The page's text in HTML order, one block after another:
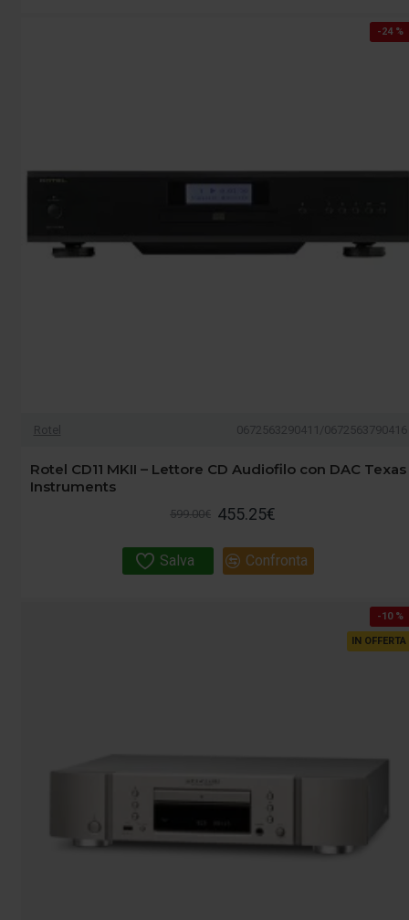
-24 %
Rotel 0672563290411/0672563790416
Rotel CD11 MKII – Lettore CD Audiofilo con DAC Texas
Instruments
455.25€
599.00€
Salva Confronta
IN OFFERTA
-10 %